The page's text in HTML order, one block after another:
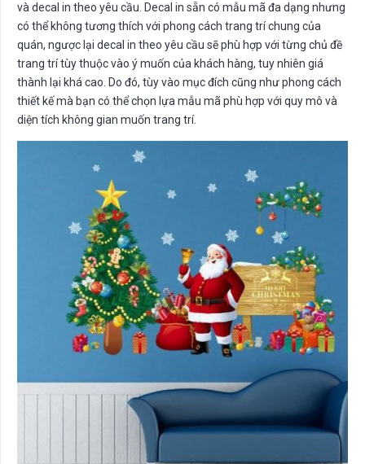
và decal in theo yêu cầu. Decal in sẵn có mẫu mã đa dạng nhưng
có thể không tương thích với phong cách trang trí chung của
quán, ngược lại decal in theo yêu cầu sẽ phù hợp với từng chủ đề
trang trí tùy thuộc vào ý muốn của khách hàng, tuy nhiên giá
thành lại khá cao. Do đó, tùy vào mục đích cũng như phong cách
thiết kế mà bạn có thể chọn lựa mẫu mã phù hợp với quy mô và
diện tích không gian muốn trang trí.